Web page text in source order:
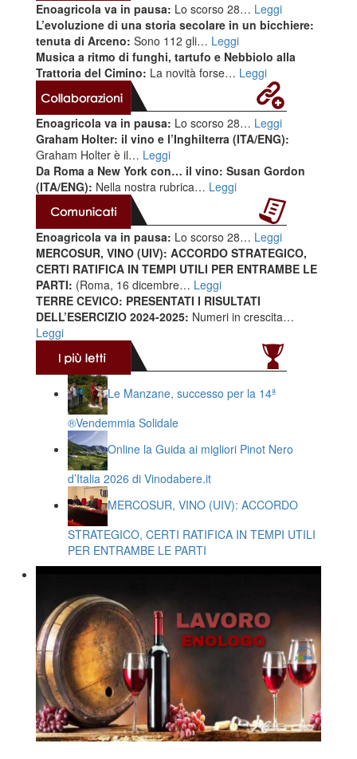
Enoagricola va in pausa: Lo scorso 28… Leggi
L’evoluzione di una storia secolare in un bicchiere:
tenuta di Arceno: Sono 112 gli… Leggi
Musica a ritmo di funghi, tartufo e Nebbiolo alla
Trattoria del Cimino: La novità forse… Leggi
Enoagricola va in pausa: Lo scorso 28… Leggi
Graham Holter: il vino e l’Inghilterra (ITA/ENG):
Graham Holter è il… Leggi
Da Roma a New York con… il vino: Susan Gordon
(ITA/ENG): Nella nostra rubrica… Leggi
Enoagricola va in pausa: Lo scorso 28… Leggi
MERCOSUR, VINO (UIV): ACCORDO STRATEGICO,
CERTI RATIFICA IN TEMPI UTILI PER ENTRAMBE LE
PARTI: (Roma, 16 dicembre… Leggi
TERRE CEVICO: PRESENTATI I RISULTATI
DELL’ESERCIZIO 2024-2025: Numeri in crescita…
Leggi
Le Manzane, successo per la 14ª
®️Vendemmia Solidale
Online la Guida ai migliori Pinot Nero
d’Italia 2026 di Vinodabere.it
MERCOSUR, VINO (UIV): ACCORDO
STRATEGICO, CERTI RATIFICA IN TEMPI UTILI
PER ENTRAMBE LE PARTI